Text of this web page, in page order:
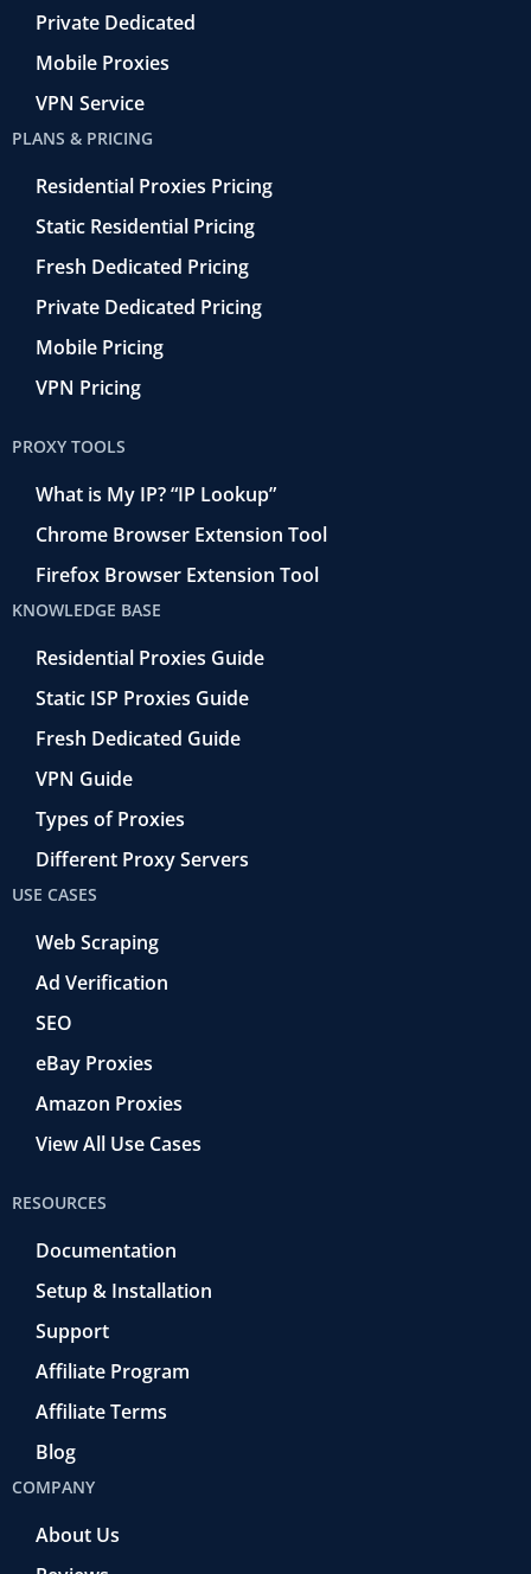
Private Dedicated
Mobile Proxies
VPN Service
PLANS & PRICING
Residential Proxies Pricing
Static Residential Pricing
Fresh Dedicated Pricing
Private Dedicated Pricing
Mobile Pricing
VPN Pricing
PROXY TOOLS
What is My IP? “IP Lookup”
Chrome Browser Extension Tool
Firefox Browser Extension Tool
KNOWLEDGE BASE
Residential Proxies Guide
Static ISP Proxies Guide
Fresh Dedicated Guide
VPN Guide
Types of Proxies
Different Proxy Servers
USE CASES
Web Scraping
Ad Verification
SEO
eBay Proxies
Amazon Proxies
View All Use Cases
RESOURCES
Documentation
Setup & Installation
Support
Affiliate Program
Affiliate Terms
Blog
COMPANY
About Us